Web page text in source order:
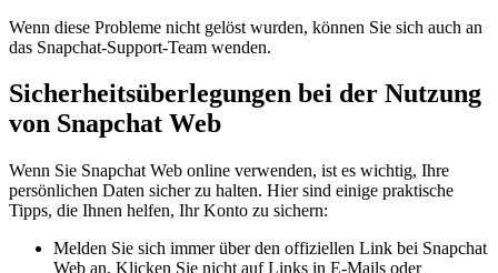
Wenn diese Probleme nicht gelöst wurden, können Sie sich auch an
das Snapchat-Support-Team wenden.
Sicherheitsüberlegungen bei der Nutzung
von Snapchat Web
Wenn Sie Snapchat Web online verwenden, ist es wichtig, Ihre
persönlichen Daten sicher zu halten. Hier sind einige praktische
Tipps, die Ihnen helfen, Ihr Konto zu sichern:
Melden Sie sich immer über den offiziellen Link bei Snapchat
Web an. Klicken Sie nicht auf Links in E-Mails oder